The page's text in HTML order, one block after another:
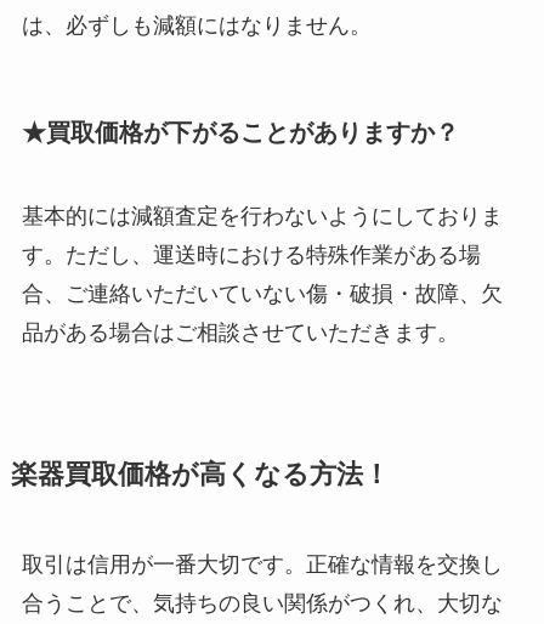
は、必ずしも減額にはなりません。
★買取価格が下がることがありますか？
基本的には減額査定を行わないようにしておりま
す。ただし、運送時における特殊作業がある場
合、ご連絡いただいていない傷・破損・故障、欠
品がある場合はご相談させていただきます。
楽器買取価格が高くなる方法！
取引は信用が一番大切です。正確な情報を交換し
合うことで、気持ちの良い関係がつくれ、大切な